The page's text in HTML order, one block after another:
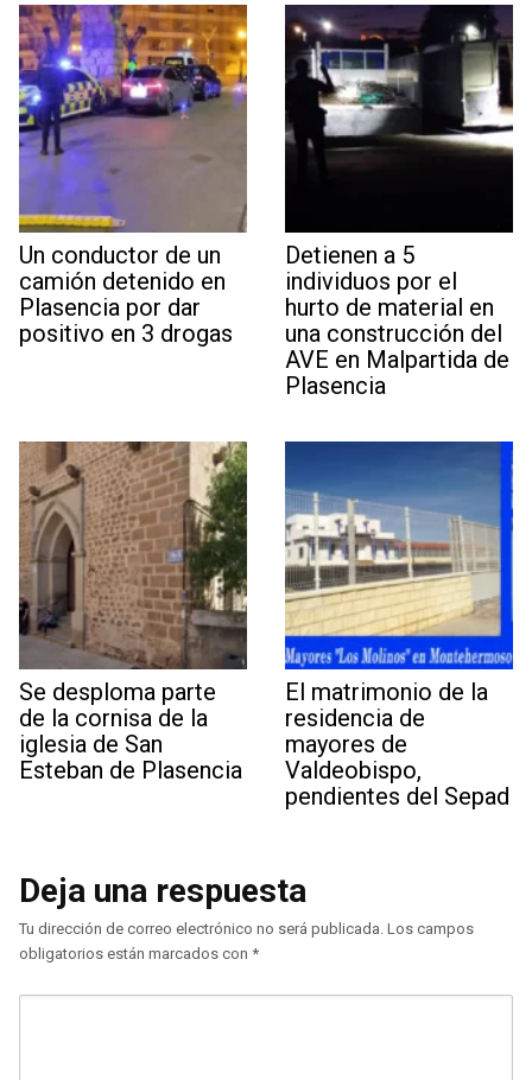
Un conductor de un
camión detenido en
Plasencia por dar
positivo en 3 drogas
Detienen a 5
individuos por el
hurto de material en
una construcción del
AVE en Malpartida de
Plasencia
Se desploma parte
de la cornisa de la
iglesia de San
Esteban de Plasencia
El matrimonio de la
residencia de
mayores de
Valdeobispo,
pendientes del Sepad
Deja una respuesta
Tu dirección de correo electrónico no será publicada. Los campos
obligatorios están marcados con *